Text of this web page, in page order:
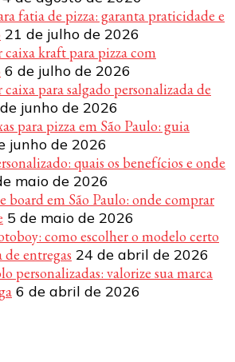
fatia de pizza: garanta praticidade e
21 de julho de 2026
kraft para pizza com
6 de julho de 2026
para salgado personalizada de
junho de 2026
para pizza em São Paulo: guia
junho de 2026
quais os benefícios e onde
maio de 2026
board em São Paulo: onde comprar
5 de maio de 2026
como escolher o modelo certo
entregas 24 de abril de 2026
personalizadas: valorize sua marca
6 de abril de 2026